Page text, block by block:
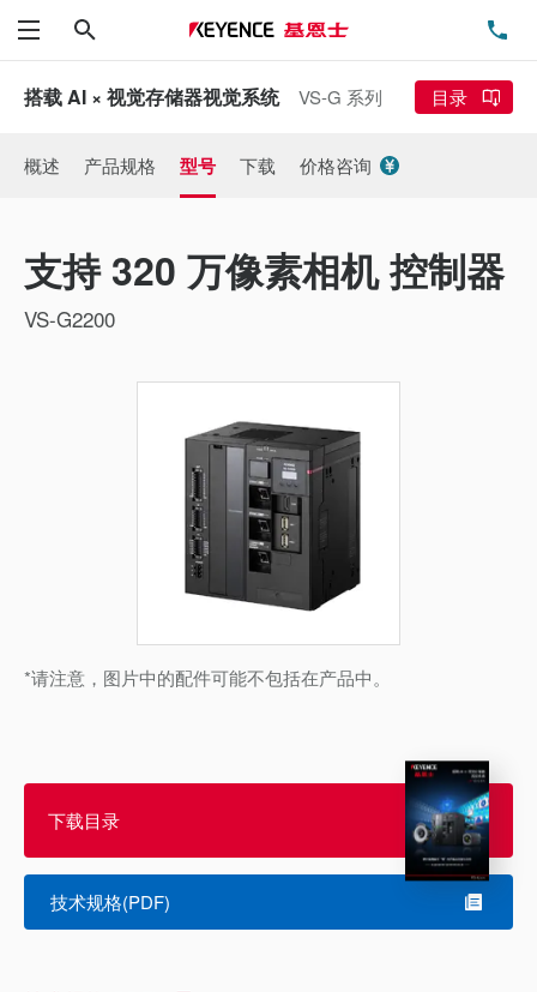
菜单
搭载 AI × 视觉存储器视觉系统 VS-G 系列 目录
概述 产品规格 型号 下载 价格咨询
支持 320 万像素相机 控制器
VS-G2200
*请注意，图片中的配件可能不包括在产品中。
下载目录
技术规格(PDF)